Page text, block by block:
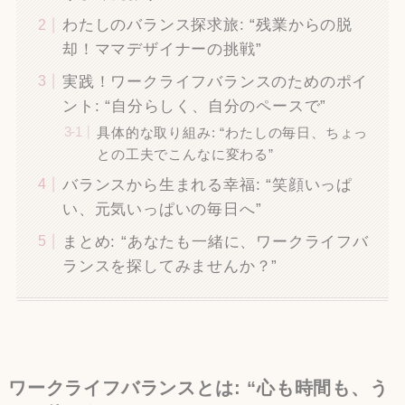
わたしのバランス探求旅: “残業からの脱
却！ママデザイナーの挑戦”
実践！ワークライフバランスのためのポイ
ント: “自分らしく、自分のペースで”
具体的な取り組み: “わたしの毎日、ちょっ
との工夫でこんなに変わる”
バランスから生まれる幸福: “笑顔いっぱ
い、元気いっぱいの毎日へ”
まとめ: “あなたも一緒に、ワークライフバ
ランスを探してみませんか？”
ワークライフバランスとは: “心も時間も、う